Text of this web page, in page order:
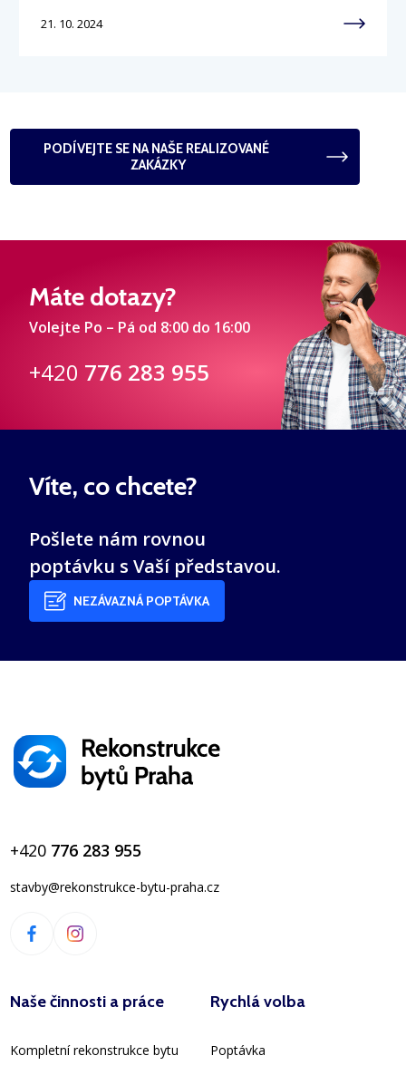
21. 10. 2024
PODÍVEJTE SE NA NAŠE REALIZOVANÉ
ZAKÁZKY
Máte dotazy?
Volejte Po – Pá od 8:00 do 16:00
+420 776 283 955
Víte, co chcete?
Pošlete nám rovnou
poptávku s Vaší představou.
NEZÁVAZNÁ POPTÁVKA
+420 776 283 955
stavby@rekonstrukce-bytu-praha.cz
Naše činnosti a práce
Kompletní rekonstrukce bytu
Rychlá volba
Poptávka